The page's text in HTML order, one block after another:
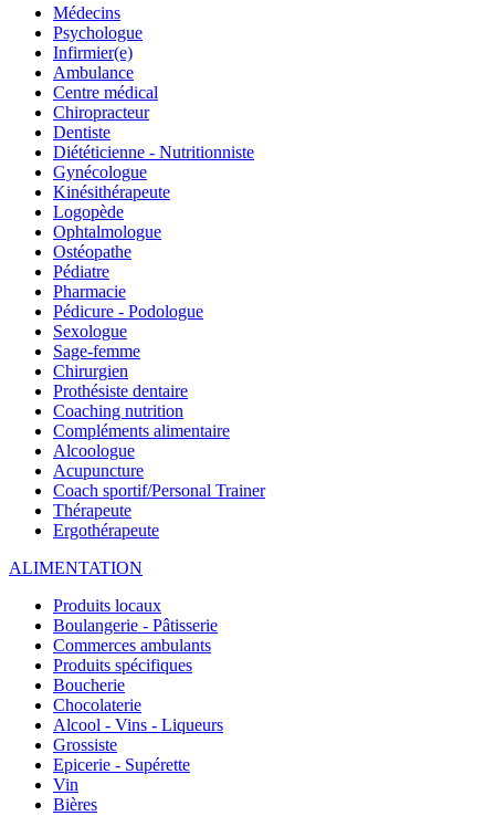
Médecins
Psychologue
Infirmier(e)
Ambulance
Centre médical
Chiropracteur
Dentiste
Diététicienne - Nutritionniste
Gynécologue
Kinésithérapeute
Logopède
Ophtalmologue
Ostéopathe
Pédiatre
Pharmacie
Pédicure - Podologue
Sexologue
Sage-femme
Chirurgien
Prothésiste dentaire
Coaching nutrition
Compléments alimentaire
Alcoologue
Acupuncture
Coach sportif/Personal Trainer
Thérapeute
Ergothérapeute
ALIMENTATION
Produits locaux
Boulangerie - Pâtisserie
Commerces ambulants
Produits spécifiques
Boucherie
Chocolaterie
Alcool - Vins - Liqueurs
Grossiste
Epicerie - Supérette
Vin
Bières